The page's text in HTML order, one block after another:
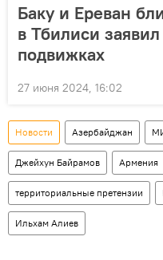
Баку и Ереван
в Тбилиси
подвижках
27 июня 2024, 16:02
Новости Азербайджан
Джейхун Байрамов Армения
территориальные претензии
Ильхам Алиев